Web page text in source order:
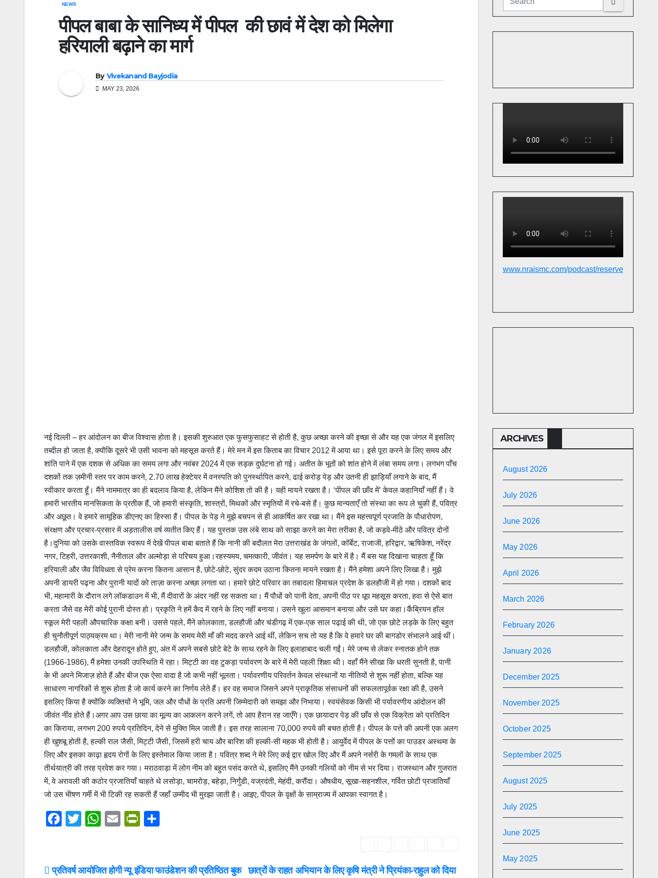
NEWS
पीपल बाबा के सानिध्य में पीपल की छावं में देश को मिलेगा
हरियाली बढ़ाने का मार्ग
By Vivekanand Bayjodia
MAY 23, 2026
नई दिल्ली – हर आंदोलन का बीज विश्वास होता है। इसकी शुरुआत एक फुसफुसाहट से होती है, कुछ अच्छा करने की इच्छा से और यह एक जंगल में इसलिए
तब्दील हो जाता है, क्योंकि दूसरे भी उसी भावना को महसूस करते हैं। मेरे मन में इस किताब का विचार 2012 में आया था। इसे पूरा करने के लिए समय और
शांति पाने में एक दशक से अधिक का समय लगा और नवंबर 2024 में एक सड़क दुर्घटना हो गई। अतीत के भूतों को शांत होने में लंबा समय लगा। लगभग पाँच
दशकों तक ज़मीनी स्तर पर काम करने, 2.70 लाख हेक्टेयर में वनस्पति को पुनर्स्थापित करने, ढाई करोड़ पेड़ और उतनी ही झाड़ियाँ लगाने के बाद, मैं
स्वीकार करता हूँ। मैंने नाममात्र का ही बदलाव किया है, लेकिन मैंने कोशिश तो की है। यही मायने रखता है। ‘पीपल की छाँव में’ केवल कहानियाँ नहीं हैं। वे
हमारी भारतीय मानसिकता के प्रतीक हैं, जो हमारी संस्कृति, शास्त्रों, मिथकों और स्मृतियों में रचे-बसे हैं। कुछ मान्यताएँ तो संस्था का रूप ले चुकी हैं, पवित्र
और अछूत। वे हमारे सामूहिक डीएनए का हिस्सा हैं। पीपल के पेड़ ने मुझे बचपन से ही आकर्षित कर रखा था। मैंने इस महत्त्वपूर्ण प्रजाति के पौधारोपण,
संरक्षण और प्रचार-प्रसार में अड़तालीस वर्ष व्यतीत किए हैं। यह पुस्तक उस लंबे साथ को साझा करने का मेरा तरीका है, जो कड़वे-मीठे और पवित्र दोनों
है।दुनिया को उसके वास्तविक स्वरूप में देखें पीपल बाबा बताते हैं कि नानी की बदौलत मेरा उत्तराखंड के जंगलों, कॉर्बेट, राजाजी, हरिद्वार, ऋषिकेश, नरेंद्र
नगर, टिहरी, उत्तरकाशी, नैनीताल और अल्मोड़ा से परिचय हुआ।रहस्यमय, चमत्कारी, जीवंत। यह समर्पण के बारे में है। मैं बस यह दिखाना चाहता हूँ कि
हरियाली और जैव विविधता से प्रेम करना कितना आसान है, छोटे-छोटे, सुंदर कदम उठाना कितना मायने रखता है। मैंने हमेशा अपने लिए लिखा है। मुझे
अपनी डायरी पढ़ना और पुरानी यादों को ताज़ा करना अच्छा लगता था। हमारे छोटे परिवार का तबादला हिमाचल प्रदेश के डलहौजी में हो गया। दशकों बाद
भी, महामारी के दौरान लगे लॉकडाउन में भी, मैं दीवारों के अंदर नहीं रह सकता था। मैं पौधों को पानी देता, अपनी पीठ पर धूप महसूस करता, हवा से ऐसे बात
करता जैसे वह मेरी कोई पुरानी दोस्त हो। प्रकृति ने हमें कैद में रहने के लिए नहीं बनाया। उसने खुला आसमान बनाया और उसे घर कहा।कैंब्रियन हॉल
स्कूल मेरी पहली औपचारिक कक्षा बनी। उससे पहले, मैंने कोलकाता, डलहौजी और चंडीगढ़ में एक-एक साल पढ़ाई की थी, जो एक छोटे लड़के के लिए बहुत
ही चुनौतीपूर्ण पाठ्यक्रम था। मेरी नानी मेरे जन्म के समय मेरी माँ की मदद करने आई थीं, लेकिन सच तो यह है कि वे हमारे घर की बागडोर संभालने आई थीं।
डलहौजी, कोलकाता और देहरादून होते हुए, अंत में अपने सबसे छोटे बेटे के साथ रहने के लिए इलाहाबाद चली गईं। मेरे जन्म से लेकर स्नातक होने तक
(1966-1986), मैं हमेशा उनकी उपस्थिति में रहा। मिट्टी का वह टुकड़ा पर्यावरण के बारे में मेरी पहली शिक्षा थी। वहाँ मैंने सीखा कि धरती सुनती है, पानी
के भी अपने मिजाज़ होते हैं और बीज एक ऐसा वादा है जो कभी नहीं भूलता। पर्यावरणीय परिवर्तन केवल संस्थानों या नीतियों से शुरू नहीं होता, बल्कि यह
साधारण नागरिकों से शुरू होता है जो कार्य करने का निर्णय लेते हैं। हर वह समाज जिसने अपने प्राकृतिक संसाधनों की सफलतापूर्वक रक्षा की है, उसने
इसलिए किया है क्योंकि व्यक्तियों ने भूमि, जल और पौधों के प्रति अपनी जिम्मेदारी को समझा और निभाया। स्वयंसेवक किसी भी पर्यावरणीय आंदोलन की
जीवंत नींव होते हैं।अगर आप उस छाया का मूल्य का आकलन करने लगें, तो आप हैरान रह जाएँगे। एक छायादार पेड़ की छाँव से एक विक्रेता को प्रतिदिन
का किराया, लगभग 200 रुपये प्रतिदिन, देने से मुक्ति मिल जाती है। इस तरह सालाना 70,000 रुपये की बचत होती है। पीपल के पत्ते की अपनी एक अलग
ही खुशबू होती है, हल्की राल जैसी, मिट्टी जैसी, जिसमें हरी चाय और बारिश की हल्की-सी महक भी होती है। आयुर्वेद में पीपल के पत्तों का पाउडर अस्थमा के
लिए और इसका काढ़ा हृदय रोगों के लिए इस्तेमाल किया जाता है। पवित्र शब्द ने मेरे लिए कई द्वार खोल दिए और मैं अपने नर्सरी के गमलों के साथ एक
तीर्थयात्री की तरह प्रवेश कर गया। मराठवाड़ा में लोग नीम को बहुत पसंद करते थे, इसलिए मैंने उनकी गलियों को नीम से भर दिया। राजस्थान और गुजरात
में, वे अरावली की कठोर प्रजातियाँ चाहते थे लसोड़ा, चामरोड़, बहेड़ा, निर्गुंडी, वज्रदंती, मेहंदी, करौंदा। औषधीय, सूखा-सहनशील, गर्वित छोटी प्रजातियाँ
जो उस भीषण गर्मी में भी टिकी रह सकती हैं जहाँ उम्मीद भी मुरझा जाती है। आइए, पीपल के वृक्षों के साम्राज्य में आपका स्वागत है।
F
e
T
er
W
s
E
Pr
ri
e
Post
छात्रों के राहत अभियान के लिए कृषि मंत्री ने प्रियंका-राहुल को दिया
प्रतिवर्ष आयोजित होगी न्यू इंडिया फाउंडेशन की प्रतिष्ठित बुक
www.nraismc.com/podcast/reserve
ARCHIVES
August 2026
July 2026
June 2026
May 2026
April 2026
March 2026
February 2026
January 2026
December 2025
November 2025
October 2025
September 2025
August 2025
July 2025
June 2025
May 2025